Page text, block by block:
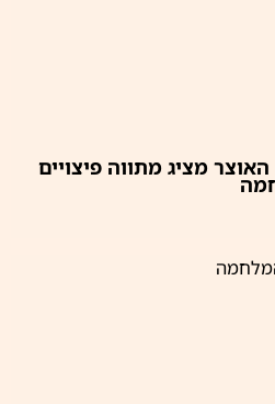
מציג מתווה פיצויים